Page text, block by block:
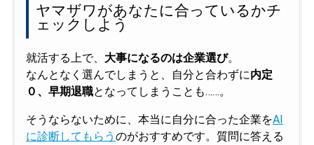
ヤマザワがあなたに合っているかチ
ェックしよう
就活する上で、 大事になるのは企業選び。
なんとなく選んでしまうと、自分と合わずに内定
０、早期退職となってしまうことも……。
そうならないために、本当に自分に合った企業をAI
に診断してもらう のがおすすめです。質問に答える